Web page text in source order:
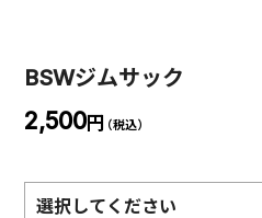
BSWジムサック
2,500円 （税込）
選択してください